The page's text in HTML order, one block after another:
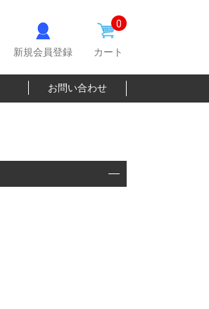
新規会員登録
0
カート
お問い合わせ